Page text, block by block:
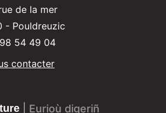
de la mer
- Pouldreuzic
54 49 04
contacter
| Eurioù digeriñ